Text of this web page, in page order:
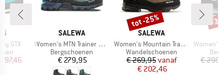
GTX
prijs
MERK
SALEWA
Artikel
Women's MTN Trainer 3 Tech Mid GTX
Productgroep
Bergschoenen
Prijs
€ 279,95
MERK
SALEWA
Artikel
Women's Mountain Trainer 2 Mid GTX
Productgroep
Wandelschoenen
Prijs
€ 269,95Verlaagde prijs
vanaf
€ 202,46
Korting
tot -25%
Artikel
Women's
€
-